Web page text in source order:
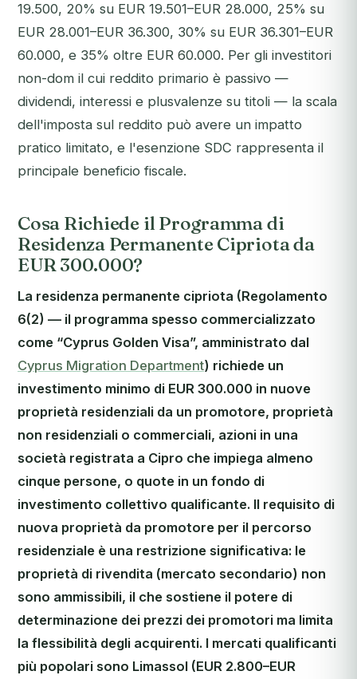
19.500, 20% su EUR 19.501–EUR 28.000, 25% su
EUR 28.001–EUR 36.300, 30% su EUR 36.301–EUR
60.000, e 35% oltre EUR 60.000. Per gli investitori
non-dom il cui reddito primario è passivo —
dividendi, interessi e plusvalenze su titoli — la scala
dell'imposta sul reddito può avere un impatto
pratico limitato, e l'esenzione SDC rappresenta il
principale beneficio fiscale.
Cosa Richiede il Programma di
Residenza Permanente Cipriota da
EUR 300.000?
La residenza permanente cipriota (Regolamento
6(2) — il programma spesso commercializzato
come “Cyprus Golden Visa”, amministrato dal
Cyprus Migration Department) richiede un
investimento minimo di EUR 300.000 in nuove
proprietà residenziali da un promotore, proprietà
non residenziali o commerciali, azioni in una
società registrata a Cipro che impiega almeno
cinque persone, o quote in un fondo di
investimento collettivo qualificante. Il requisito di
nuova proprietà da promotore per il percorso
residenziale è una restrizione significativa: le
proprietà di rivendita (mercato secondario) non
sono ammissibili, il che sostiene il potere di
determinazione dei prezzi dei promotori ma limita
la flessibilità degli acquirenti. I mercati qualificanti
più popolari sono Limassol (EUR 2.800–EUR